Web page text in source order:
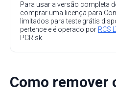
Para usar a versão completa
comprar uma licença para
limitados para teste grátis
pertence e é operado por RCS
PCRisk.
Como remover